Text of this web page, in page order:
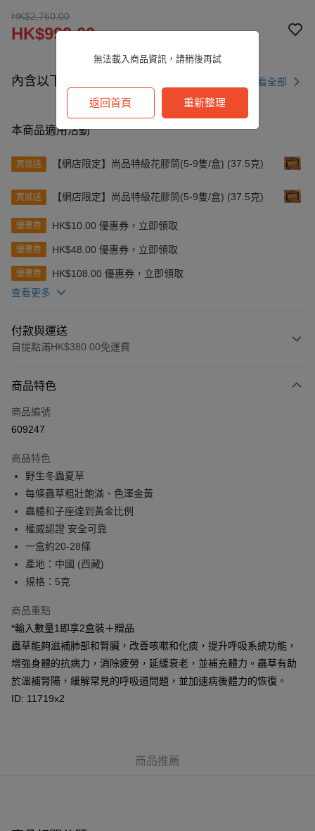
無法載入商品資訊，請稍後再試
返回首頁 重新整理
HK$2,760.00
HK$999.00
內含以下商品 查看全部
本商品適用活動
買就送 【網店限定】尚品特級花膠筒(5-9隻/盒) (37.5克)
買就送 【網店限定】尚品特級花膠筒(5-9隻/盒) (37.5克)
優惠券 HK$10.00 優惠券，立即領取
優惠券 HK$48.00 優惠券，立即領取
優惠券
HK$108.00 優惠券，立即領取
查看更多
付款與運送
自提點滿HK$380.00免運費
信用卡
Apple Pay
AlipayHK
PayMe
WeChat Pay
其他轉帳方式
相關說明
轉數快識別碼(FPS ID)：4042362 中國銀行戶口：012-875-1-240680-7 匯
內將付款金額存入以上其中一個戶口，付款後請將收據或成功轉帳畫面截圖
並WhatsApp 90719878 或電郵eshop@premierfood.com.hk，我們在收到
付款訊息後會盡快安排送貨。
順豐智能櫃(智能櫃取件要視乎包裹尺寸限制，如包裹過大，
物流公司會改派其他自取點或其他配送方式。)
每筆HK$80.00，滿HK$380.00或以上免運費
順豐站及順豐自提點
每筆HK$80.00，滿HK$380.00或以上免運費
商品特色
商品編號
609247
商品特色
野生冬蟲夏草
每條蟲草粗壯飽滿、色澤金黃
蟲體和子座達到黃金比例
權威認證 安全可靠
一盒約20-28條
產地：中國 (西藏)
規格：5克
商品重點
*輸入數量1即享2盒裝＋贈品
蟲草能夠滋補肺部和腎臟，改善咳嗽和化痰，提升呼吸系統功能，
增強身體的抗病力，消除疲勞，延緩衰老，並補充體力。蟲草有助
於溫補腎陽，緩解常見的呼吸道問題，並加速病後體力的恢復。
ID: 11719x2
商品推薦